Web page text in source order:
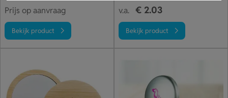
Prijs op aanvraag
Bekijk product
v.a. € 2.03
Bekijk product